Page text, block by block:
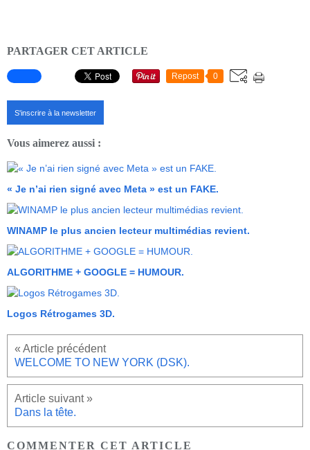
PARTAGER CET ARTICLE
Repost 0
S'inscrire à la newsletter
Vous aimerez aussi :
« Je n’ai rien signé avec Meta » est un FAKE.
WINAMP le plus ancien lecteur multimédias revient.
ALGORITHME + GOOGLE = HUMOUR.
Logos Rétrogames 3D.
WELCOME TO NEW YORK (DSK).
Dans la tête.
COMMENTER CET ARTICLE